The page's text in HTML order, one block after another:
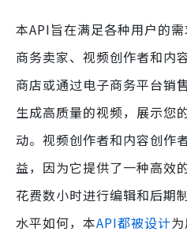
本API旨在满足各种用户的
商务卖家、视频创作者和内
商店或通过电子商务平台销
生成高质量的视频，展示您
动。视频创作者和内容创作
益，因为它提供了一种高效
花费数小时进行编辑和后期
水平如何，本API都被设计